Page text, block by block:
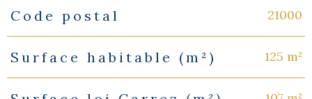
Caractéristiques Valeurs
Code postal 21000
Surface habitable (m²) 125 m²